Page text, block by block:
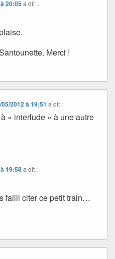
20:05a dit :
Merci !
05/2012 à 19:51 a dit :
« interlude » à une autre
19:58a dit :
failli citer ce petit train…